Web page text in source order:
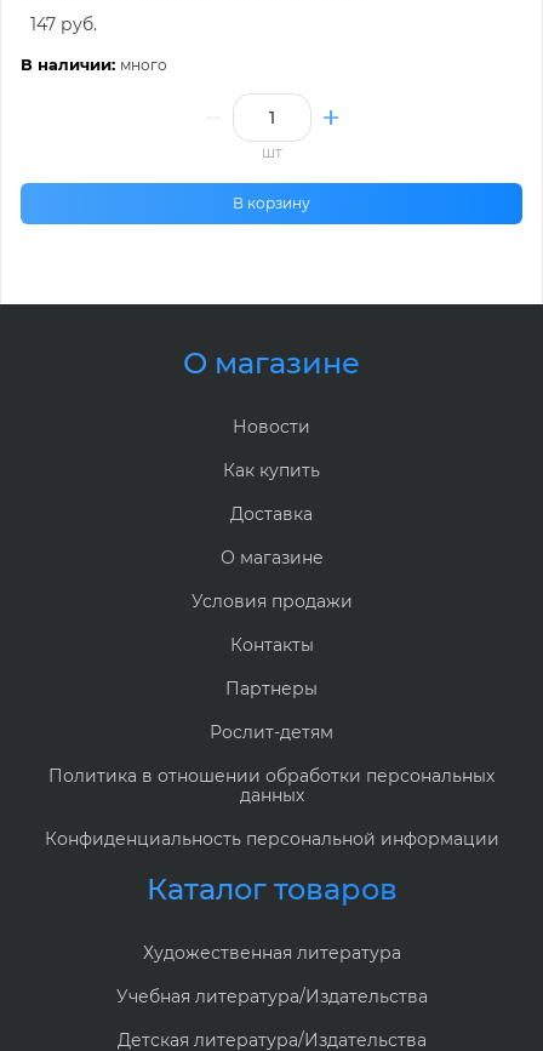
147 руб.
В наличии: много
шт
В корзину
О магазине
Новости
Как купить
Доставка
О магазине
Условия продажи
Контакты
Партнеры
Рослит-детям
Политика в отношении обработки персональных
данных
Конфиденциальность персональной информации
Каталог товаров
Художественная литература
Учебная литература/Издательства
Детская литература/Издательства